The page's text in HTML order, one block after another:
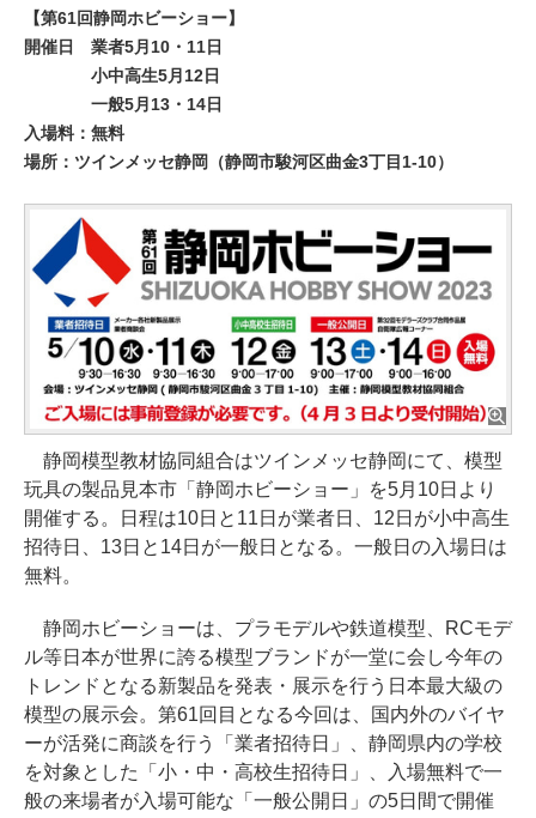
【第61回静岡ホビーショー】
開催日
業者5月10・11日
小中高生5月12日
一般5月13・14日
入場料：無料
場所：ツインメッセ静岡（静岡市駿河区曲金3丁目1-10）
静岡模型教材協同組合はツインメッセ静岡にて、模型
玩具の製品見本市「静岡ホビーショー」を5月10日より
開催する。日程は10日と11日が業者日、12日が小中高生
招待日、13日と14日が一般日となる。一般日の入場日は
無料。
静岡ホビーショーは、プラモデルや鉄道模型、RCモデ
ル等日本が世界に誇る模型ブランドが一堂に会し今年の
トレンドとなる新製品を発表・展示を行う日本最大級の
模型の展示会。第61回目となる今回は、国内外のバイヤ
ーが活発に商談を行う「業者招待日」、静岡県内の学校
を対象とした「小・中・高校生招待日」、入場無料で一
般の来場者が入場可能な「一般公開日」の5日間で開催